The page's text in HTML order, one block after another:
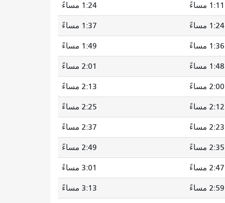
1:11 مساءً 1:24 مساءً
1:24 مساءً 1:37 مساءً
1:36 مساءً 1:49 مساءً
1:48 مساءً 2:01 مساءً
2:00 مساءً 2:13 مساءً
2:12 مساءً 2:25 مساءً
2:23 مساءً 2:37 مساءً
2:35 مساءً 2:49 مساءً
2:47 مساءً 3:01 مساءً
2:59 مساءً 3:13 مساءً